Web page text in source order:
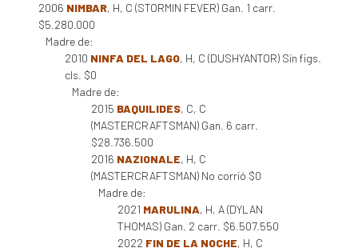
2006 NIMBAR, H, C (STORMIN FEVER) Gan. 1 carr.
$5.280.000
Madre de:
2010 NINFA DEL LAGO, H, C (DUSHYANTOR) Sin figs.
cls. $0
Madre de:
2015 BAQUILIDES, C, C
(MASTERCRAFTSMAN) Gan. 6 carr.
$28.736.500
2016 NAZIONALE, H, C
(MASTERCRAFTSMAN) No corrió $0
Madre de:
2021 MARULINA, H, A (DYLAN
THOMAS) Gan. 2 carr. $6.507.550
2022 FIN DE LA NOCHE, H, C